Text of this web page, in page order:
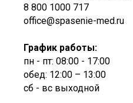
8 800 1000 717
office@spasenie-med.ru
График работы:
пн - пт: 08:00 - 17:00
обед: 12:00 – 13:00
сб - вс выходной